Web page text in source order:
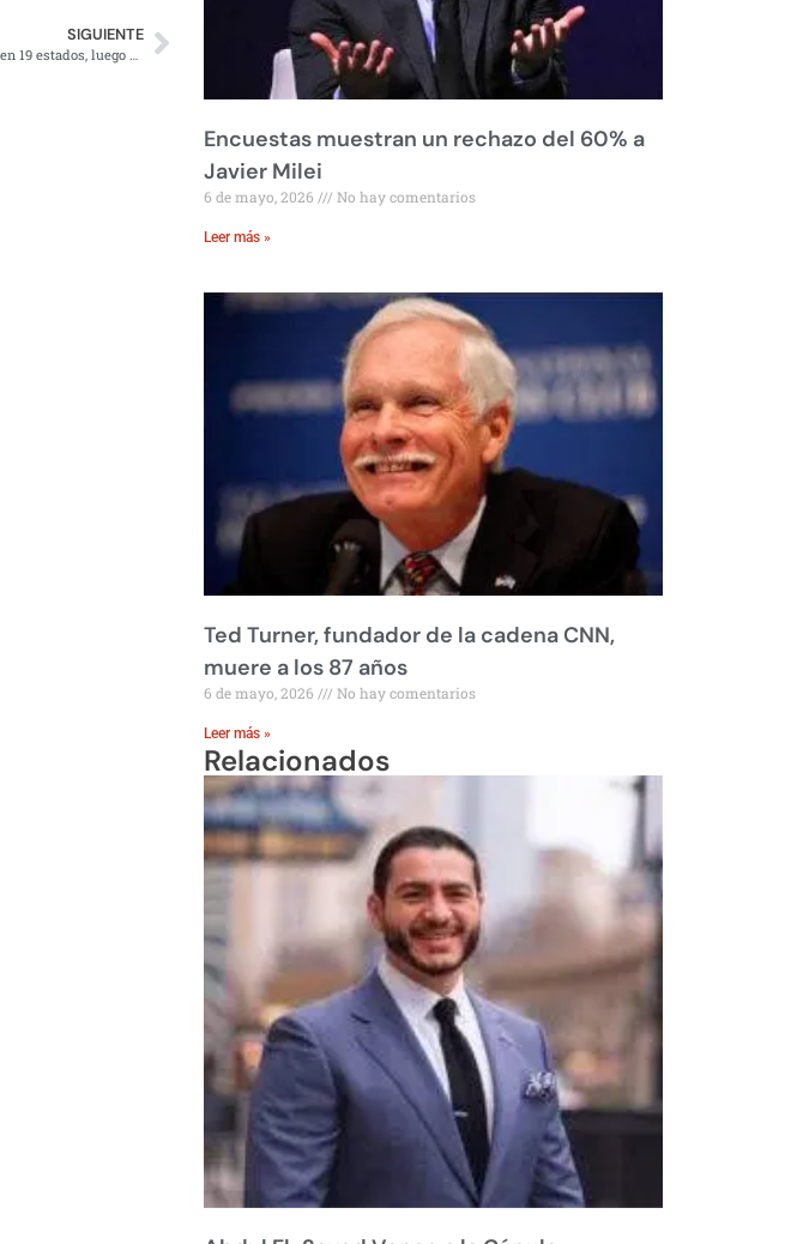
SIGUIENTE
Encuestas muestran un rechazo del 60% a
Javier Milei
6 de mayo, 2026 No hay comentarios
Leer más »
Ted Turner, fundador de la cadena CNN,
muere a los 87 años
6 de mayo, 2026 No hay comentarios
Leer más »
Relacionados